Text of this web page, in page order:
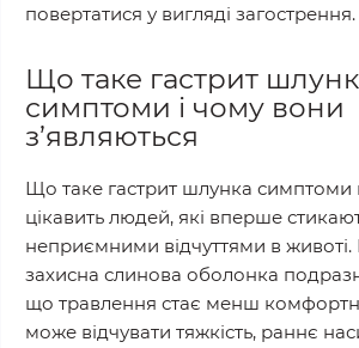
повертатися у вигляді загострення.
Що таке гастрит
симптоми і чому вони
з’являються
Що таке гастрит шлунка симптоми
цікавить людей, які вперше
неприємними відчуттями в животі.
захисна слинова оболонка
що травлення стає менш
може відчувати тяжкість, раннє